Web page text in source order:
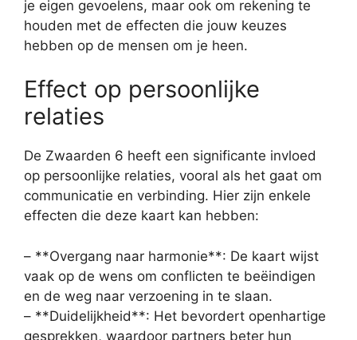
je eigen gevoelens, maar ook om rekening te
houden met de effecten die jouw keuzes
hebben op de mensen om je heen.
Effect op persoonlijke
relaties
De Zwaarden 6 heeft een significante invloed
op persoonlijke relaties, vooral als het gaat om
communicatie en verbinding. Hier zijn enkele
effecten die deze kaart kan hebben:
– **Overgang naar harmonie**: De kaart wijst
vaak op de wens om conflicten te beëindigen
en de weg naar verzoening in te slaan.
– **Duidelijkheid**: Het bevordert openhartige
gesprekken, waardoor partners beter hun